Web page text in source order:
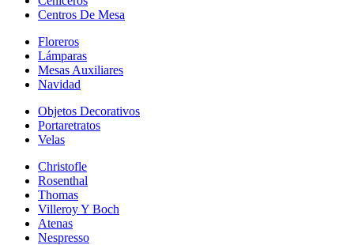
Centros De Mesa
Floreros
Lámparas
Mesas Auxiliares
Navidad
Objetos Decorativos
Portaretratos
Velas
Christofle
Rosenthal
Thomas
Villeroy Y Boch
Atenas
Nespresso